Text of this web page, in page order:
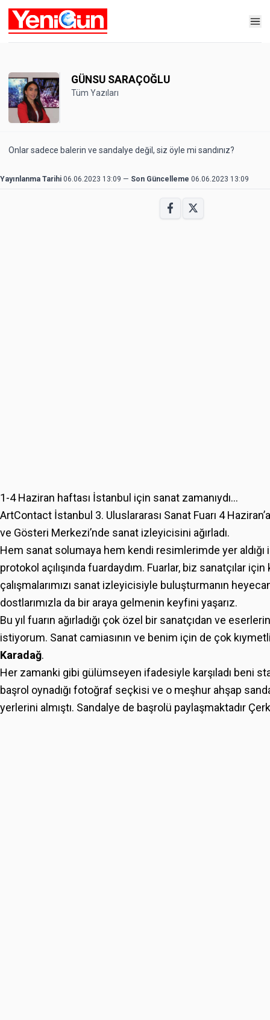
GÜNSU SARAÇOĞLU
Tüm Yazıları
Onlar sadece balerin ve sandalye değil, siz öyle mi sandınız?
Yayınlanma Tarihi 06.06.2023 13:09 — Son Güncelleme 06.06.2023 13:09
1-4 Haziran haftası İstanbul için sanat zamanıydı…
ArtContact İstanbul 3. Uluslararası Sanat Fuarı 4
ve Gösteri Merkezi’nde sanat izleyicisini ağırladı.
Hem sanat solumaya hem kendi resimlerimde yer aldığı
protokol açılışında fuardaydım. Fuarlar, biz sanatçılar
çalışmalarımızı sanat izleyicisiyle buluşturmanın
dostlarımızla da bir araya gelmenin keyfini yaşarız.
Bu yıl fuarın ağırladığı çok özel bir sanatçıdan ve
istiyorum. Sanat camiasının ve benim için de çok
Karadağ.
Her zamanki gibi gülümseyen ifadesiyle karşıladı beni
başrol oynadığı fotoğraf seçkisi ve o meşhur ahşap
yerlerini almıştı. Sandalye de başrolü paylaşmaktadır